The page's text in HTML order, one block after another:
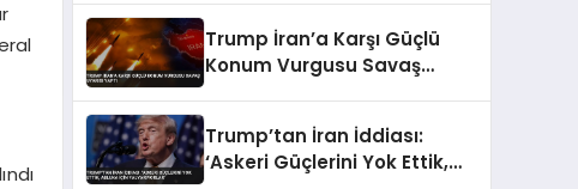
Trump İran’a Karşı Güçlü
Konum Vurgusu Savaş
Trump’tan İran İddiası:
‘Askeri Güçlerini Yok Ettik,